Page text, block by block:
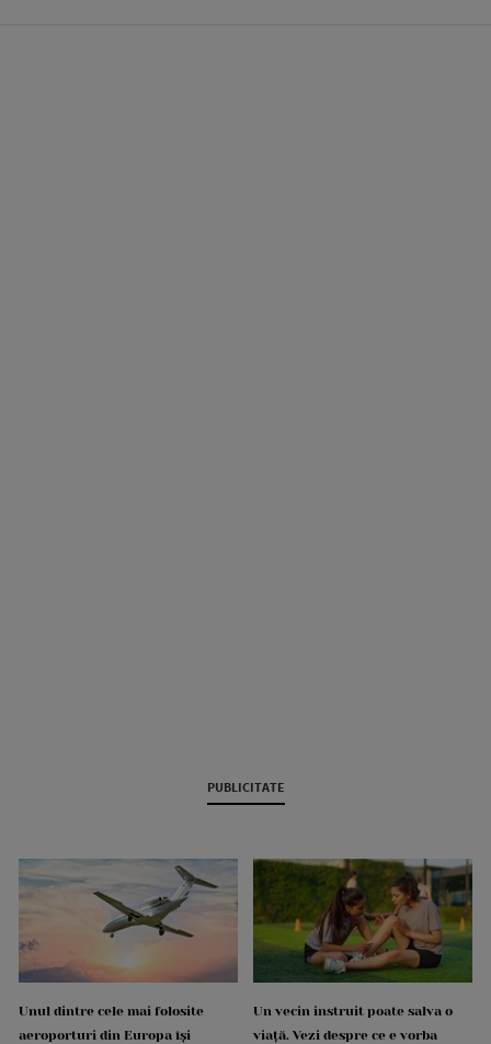
PUBLICITATE
Unul dintre cele mai folosite
aeroporturi din Europa își
Un vecin instruit poate salva o
viață. Vezi despre ce e vorba